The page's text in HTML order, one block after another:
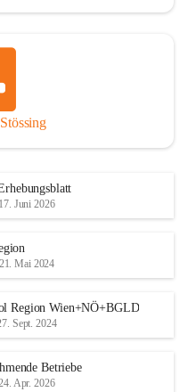
17. Juni 2026
Mai 2024
Region Wien+NÖ+BGLD
Sept. 2024
Betriebe
Apr. 2026